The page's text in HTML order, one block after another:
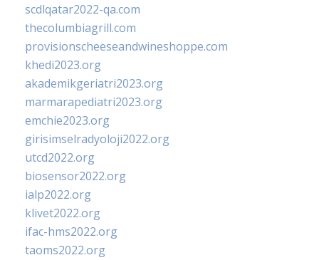
scdlqatar2022-qa.com
thecolumbiagrill.com
provisionscheeseandwineshoppe.com
khedi2023.org
akademikgeriatri2023.org
marmarapediatri2023.org
emchie2023.org
girisimselradyoloji2022.org
utcd2022.org
biosensor2022.org
ialp2022.org
klivet2022.org
ifac-hms2022.org
taoms2022.org